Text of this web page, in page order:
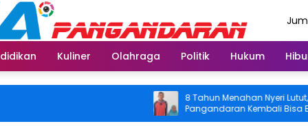
Kuliner Olahraga Politik Hukum
8 Tahun Menahan Nyeri Lutut, Warga
Pangandaran Kembali Bisa
Usai Operasi Gratis Ditanggung